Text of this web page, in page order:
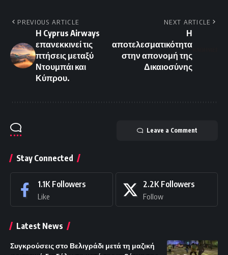
PREVIOUS ARTICLE
Η Cyprus Airways
επανεκκινεί τις
πτήσεις μεταξύ
Ντουμπάι και
Κύπρου.
NEXT ARTICLE
Η
αποτελεσματικότητα
στην απονομή της
Δικαιοσύνης
Leave a Comment
Stay Connected
1.1K Followers
Like
2.2K Followers
Follow
Latest News
Συγκρούσεις στο Βελιγράδι μετά τη μαζική